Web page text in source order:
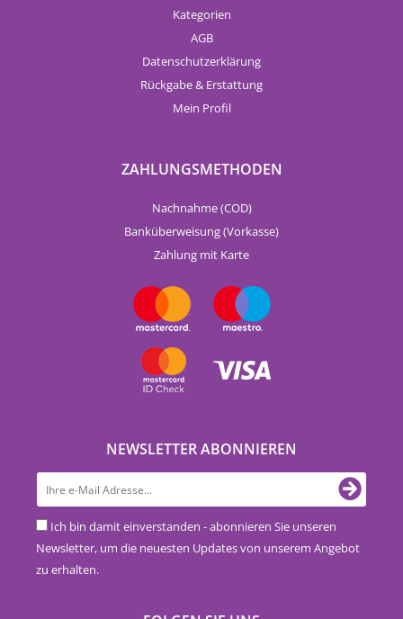
Kategorien
AGB
Datenschutzerklärung
Rückgabe & Erstattung
Mein Profil
ZAHLUNGSMETHODEN
Nachnahme (COD)
Banküberweisung (Vorkasse)
Zahlung mit Karte
NEWSLETTER ABONNIEREN
Ich bin damit einverstanden - abonnieren Sie unseren
Newsletter, um die neuesten Updates von unserem Angebot
zu erhalten.